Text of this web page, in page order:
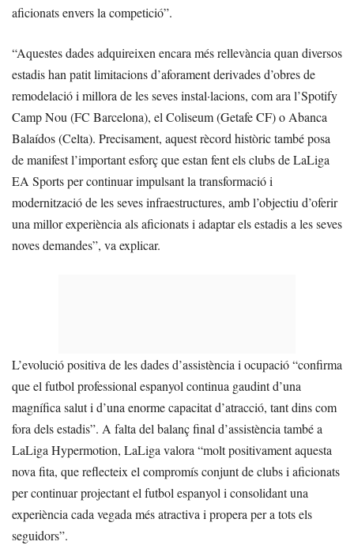
aficionats envers la competició”.
“Aquestes dades adquireixen encara més rellevància quan diversos
estadis han patit limitacions d’aforament derivades d’obres de
remodelació i millora de les seves instal·lacions, com ara l’Spotify
Camp Nou (FC Barcelona), el Coliseum (Getafe CF) o Abanca
Balaídos (Celta). Precisament, aquest rècord històric també posa
de manifest l’important esforç que estan fent els clubs de LaLiga
EA Sports per continuar impulsant la transformació i
modernització de les seves infraestructures, amb l’objectiu d’oferir
una millor experiència als aficionats i adaptar els estadis a les seves
noves demandes”, va explicar.
L’evolució positiva de les dades d’assistència i ocupació “confirma
que el futbol professional espanyol continua gaudint d’una
magnífica salut i d’una enorme capacitat d’atracció, tant dins com
fora dels estadis”. A falta del balanç final d’assistència també a
LaLiga Hypermotion, LaLiga valora “molt positivament aquesta
nova fita, que reflecteix el compromís conjunt de clubs i aficionats
per continuar projectant el futbol espanyol i consolidant una
experiència cada vegada més atractiva i propera per a tots els
seguidors”.